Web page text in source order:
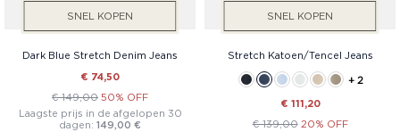
SNEL KOPEN
Dark Blue Stretch Denim Jeans
€ 74,50
€ 149,00 50% OFF
Laagste prijs in de afgelopen 30
dagen: 149,00 €
SNEL KOPEN
Stretch Katoen/Tencel Jeans
+ 2
€ 111,20
€ 139,00 20% OFF